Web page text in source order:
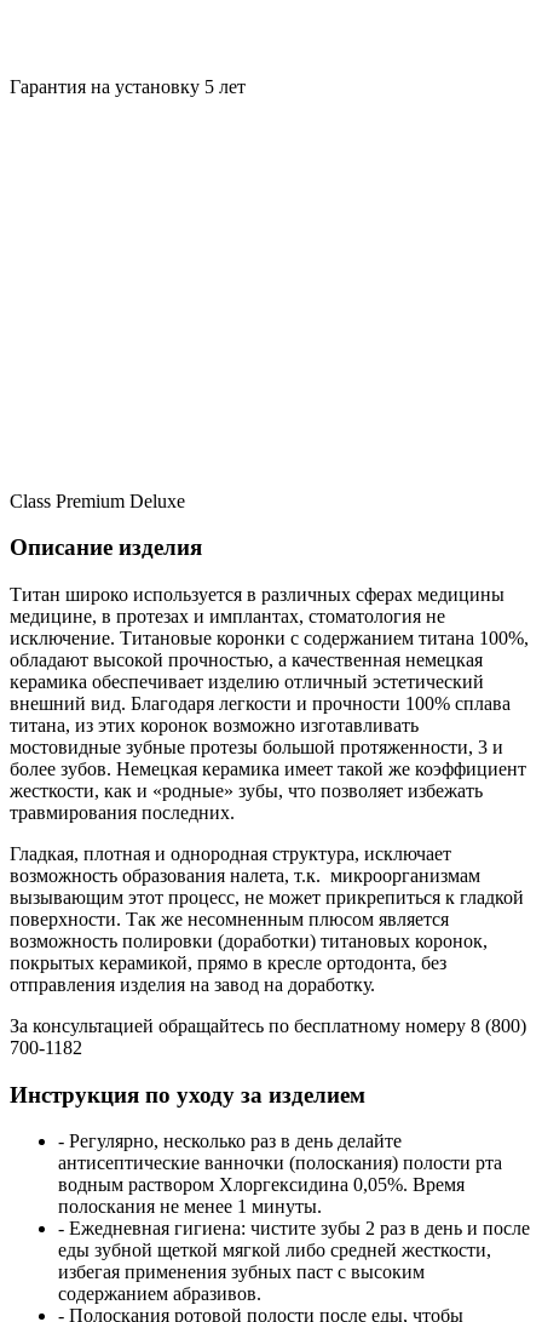
Гарантия на установку 5 лет
Class Premium Deluxe
Описание изделия
Титан широко используется в различных сферах медицины
медицине, в протезах и имплантах, стоматология не
исключение. Титановые коронки с содержанием титана 100%,
обладают высокой прочностью, а качественная немецкая
керамика обеспечивает изделию отличный эстетический
внешний вид. Благодаря легкости и прочности 100% сплава
титана, из этих коронок возможно изготавливать
мостовидные зубные протезы большой протяженности, 3 и
более зубов. Немецкая керамика имеет такой же коэффициент
жесткости, как и «родные» зубы, что позволяет избежать
травмирования последних.
Гладкая, плотная и однородная структура, исключает
возможность образования налета, т.к. микроорганизмам
вызывающим этот процесс, не может прикрепиться к гладкой
поверхности. Так же несомненным плюсом является
возможность полировки (доработки) титановых коронок,
покрытых керамикой, прямо в кресле ортодонта, без
отправления изделия на завод на доработку.
За консультацией обращайтесь по бесплатному номеру 8 (800)
700-1182
Инструкция по уходу за изделием
- Регулярно, несколько раз в день делайте
антисептические ванночки (полоскания) полости рта
водным раствором Хлоргексидина 0,05%. Время
полоскания не менее 1 минуты.
- Ежедневная гигиена: чистите зубы 2 раз в день и после
еды зубной щеткой мягкой либо средней жесткости,
избегая применения зубных паст с высоким
содержанием абразивов.
- Полоскания ротовой полости после еды, чтобы